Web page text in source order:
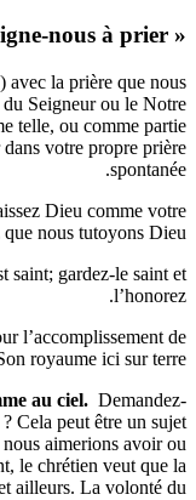
(Luc 11:1) avec la prière
la Prière du Seigneur
comme telle, ou
guider dans votre
,Reconnaissez Dieu
Notez que nous
nom est saint; gardez-
prier pour
Son royaume
comme au ciel.
la vôtre ? Cela peut
que nous
le chrétien
sa vie et ailleurs. La